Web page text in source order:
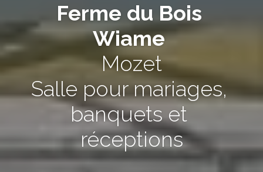
Ferme du Bois
Wiame
Mozet
Salle pour mariages,
banquets et
réceptions